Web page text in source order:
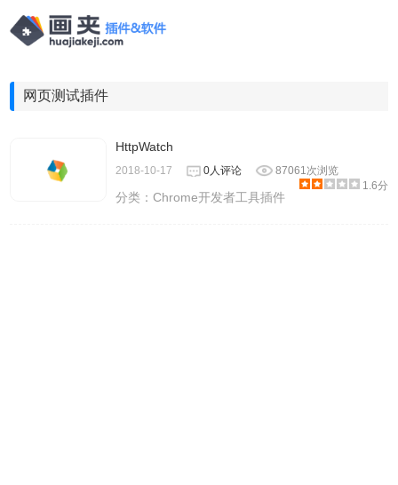
网页测试插件
HttpWatch
2018-10-17 0人评论
87061次浏览
1.6分
分类：Chrome开发者工具插件